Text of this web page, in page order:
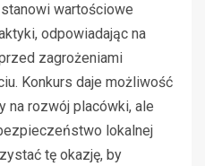
wartościowe
odpowiadając na
zagrożeniami
Konkurs daje możliwość
na rozwój placówki, ale
lokalnej
tę okazję, by